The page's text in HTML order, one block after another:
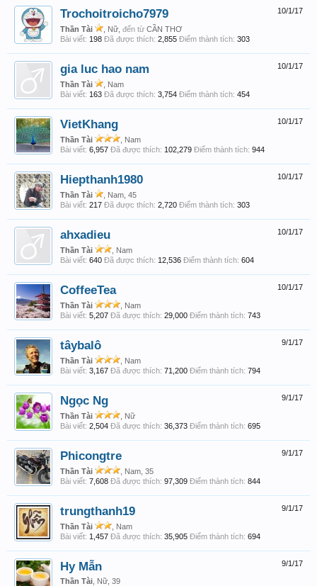
10/1/17
Trochoitroicho7979
Thần Tài , Nữ, đến từ CẦN THƠ
Bài viết: 198 Đã được thích: 2,855 Điểm thành tích: 303
10/1/17
gia luc hao nam
Thần Tài
, Nam
Bài viết: 163 Đã được thích: 3,754 Điểm thành tích: 454
10/1/17
VietKhang
Thần Tài
, Nam
Bài viết: 6,957 Đã được thích: 102,279 Điểm thành tích: 944
10/1/17
Hiepthanh1980
Thần Tài
, Nam, 45
Bài viết: 217 Đã được thích: 2,720 Điểm thành tích: 303
10/1/17
ahxadieu
Thần Tài
, Nam
Bài viết: 640 Đã được thích: 12,536 Điểm thành tích: 604
10/1/17
CoffeeTea
Thần Tài
, Nam
Bài viết: 5,207 Đã được thích: 29,000 Điểm thành tích: 743
9/1/17
tâybalô
Thần Tài
, Nam
Bài viết: 3,167 Đã được thích: 71,200 Điểm thành tích: 794
9/1/17
Ngọc Ng
Thần Tài
, Nữ
Bài viết: 2,504 Đã được thích: 36,373 Điểm thành tích: 695
9/1/17
Phicongtre
Thần Tài
, Nam, 35
Bài viết: 7,608 Đã được thích: 97,309 Điểm thành tích: 844
9/1/17
trungthanh19
Thần Tài
, Nam
Bài viết: 1,457 Đã được thích: 35,905 Điểm thành tích: 694
9/1/17
Hy Mẫn
Thần Tài , Nữ, 39